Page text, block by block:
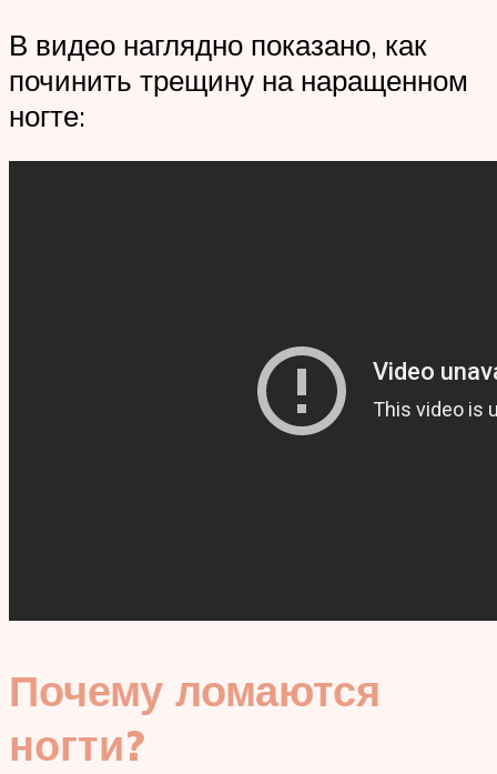
В видео наглядно показано, как
починить трещину на наращенном
ногте:
Почему ломаются
ногти?